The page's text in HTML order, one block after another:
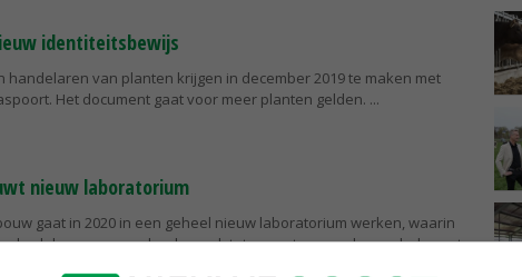
identiteitsbewijs
handelaren van planten krijgen in december 2019 te maken met
Het document gaat voor meer planten gelden.
nieuw laboratorium
gaat in 2020 in een geheel nieuw laboratorium werken, waarin
– van zaadonderzoek tot en met research – onderbrengt.